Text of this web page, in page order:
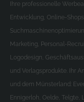
Ihre professionelle
Entwicklung, Online-
Marketing, Personal-
Logodesign,
und Verlagsprodukte. Ihr
und dem Münsterland:
Ennigerloh, Oelde, Telgte,